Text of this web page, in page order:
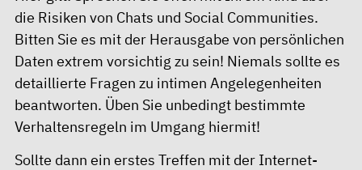
die Risiken von Chats und Social Communities.
Bitten Sie es mit der Herausgabe von persönlichen
Daten extrem vorsichtig zu sein! Niemals sollte es
detaillierte Fragen zu intimen Angelegenheiten
beantworten. Üben Sie unbedingt bestimmte
Verhaltensregeln im Umgang hiermit!
Sollte dann ein erstes Treffen mit der Internet-